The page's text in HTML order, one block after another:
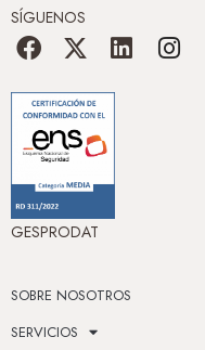
SÍGUENOS
GESPRODAT
SOBRE NOSOTROS
SERVICIOS